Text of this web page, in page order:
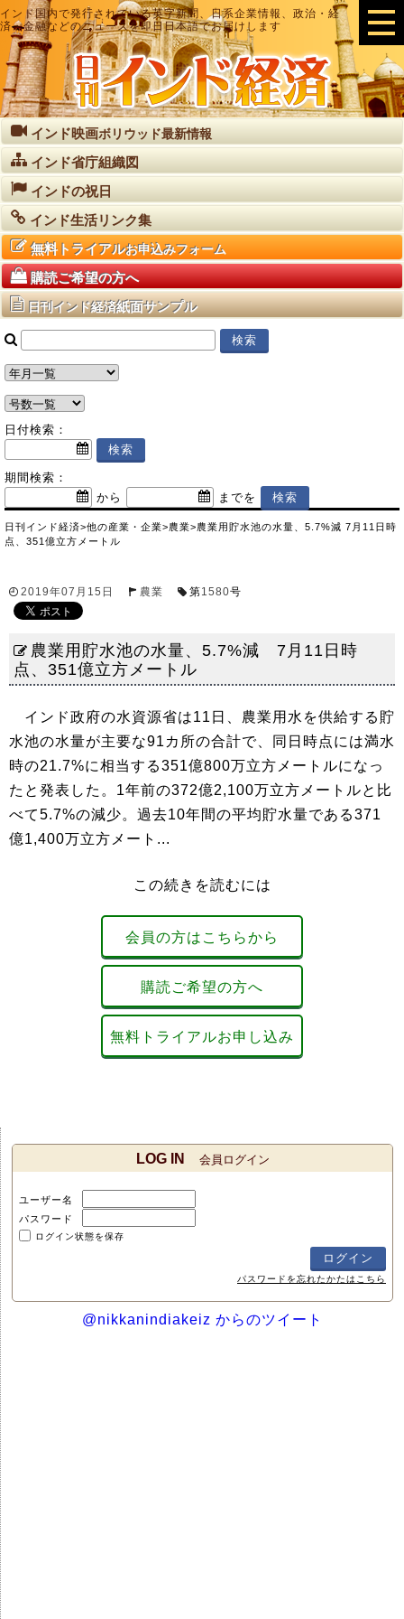
インド国内で発行されている英字新聞、日系企業情報、政治・経
済・金融などのニュースを即日日本語でお届けします
インド映画ボリウッド最新情報
インド省庁組織図
インドの祝日
インド生活リンク集
無料トライアルお申込みフォーム
購読ご希望の方へ
日刊インド経済紙面サンプル
日付検索：
期間検索：
から
までを
日刊インド経済>他の産業・企業>農業>農業用貯水池の水量、5.7%減 7月11日時
点、351億立方メートル
2019年07月15日 農業 第1580号
農業用貯水池の水量、5.7%減 7月11日時
点、351億立方メートル
インド政府の水資源省は11日、農業用水を供給する貯
水池の水量が主要な91カ所の合計で、同日時点には満水
時の21.7%に相当する351億800万立方メートルになっ
たと発表した。1年前の372億2,100万立方メートルと比
べて5.7%の減少。過去10年間の平均貯水量である371
億1,400万立方メート...
この続きを読むには
会員の方はこちらから
購読ご希望の方へ
無料トライアルお申し込み
LOG IN 会員ログイン
ユーザー名
パスワード
ログイン状態を保存
パスワードを忘れたかたはこちら
@nikkanindiakeiz からのツイート